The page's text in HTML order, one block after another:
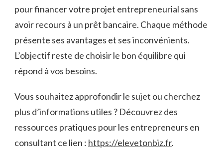
pour financer votre projet entrepreneurial sans
avoir recours à un prêt bancaire. Chaque méthode
présente ses avantages et ses inconvénients.
L’objectif reste de choisir le bon équilibre qui
répond à vos besoins.
Vous souhaitez approfondir le sujet ou cherchez
plus d’informations utiles ? Découvrez des
ressources pratiques pour les entrepreneurs en
consultant ce lien : https://elevetonbiz.fr.